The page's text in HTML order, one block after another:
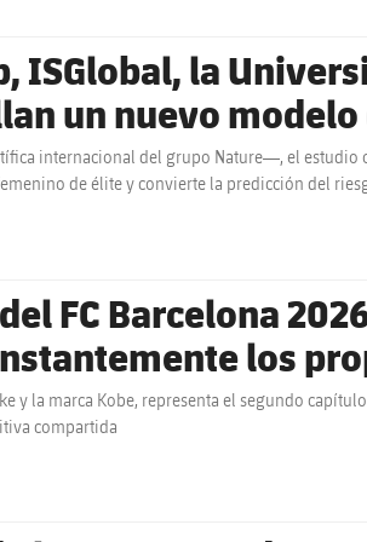
ISGlobal, la
un nuevo
lesiones en el
internacional del grupo Nature—, el estudio
de élite y convierte la predicción del
FC Barcelona
los
y la marca Kobe, representa el segundo
compartida